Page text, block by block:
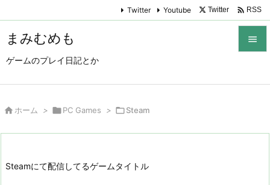
まみむめも
ゲームのプレイ日記とか

Twitter Youtube Twitter  RSS
 ホーム > PC Games > Steam
Steamにて配信してるゲームタイトル